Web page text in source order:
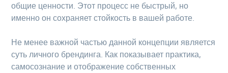
общие ценности. Этот процесс не быстрый, но
именно он сохраняет стойкость в вашей работе.
Не менее важной частью данной концепции является
суть личного брендинга. Как показывает практика,
самосознание и отображение собственных